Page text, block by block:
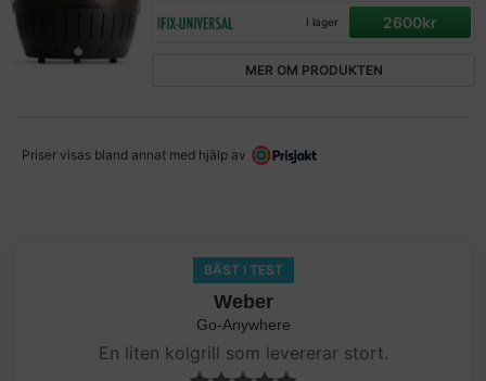
I lager 2600kr
MER OM PRODUKTEN
Priser visas bland annat med hjälp av
BÄST I TEST
Weber
Go-Anywhere
En liten kolgrill som levererar stort.